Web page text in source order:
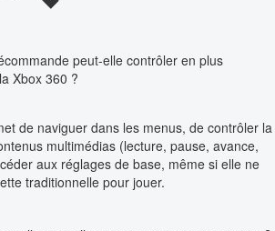
peut-elle contrôler en plus
Xbox 360 ?
de naviguer dans les menus, de contrôler la
multimédias (lecture, pause, avance,
aux réglages de base, même si elle ne
traditionnelle pour jouer.